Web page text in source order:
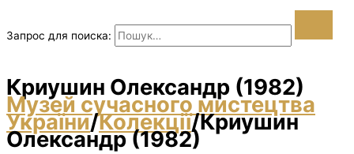
Запрос для поиска:
Криушин Олександр (1982)
Музей сучасного мистецтва
України/Колекції/Криушин
Олександр (1982)